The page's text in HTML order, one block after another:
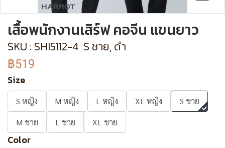
เสื้อพนักงานเสิร์ฟ คอจีน แขนยาว
SKU : SHI5112-4 S ชาย, ดำ
฿519
Size
S หญิง M หญิง L หญิง XL หญิง
S ชาย
M ชาย
L ชาย XL ชาย
Color